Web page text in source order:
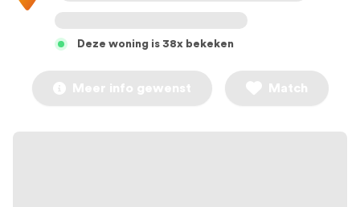
Deze woning is 38x bekeken
Meer info gewenst Match